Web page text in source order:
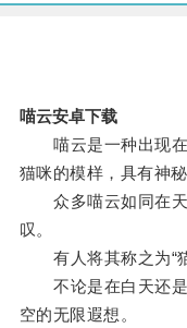
喵云安卓下载
喵云是一种出现在
猫咪的模样，具有神
众多喵云如同在天
叹。
有人将其称之为“猫
不论是在白天还是
空的无限遐想。